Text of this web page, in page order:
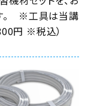
。 ※工具は当講
円 ※税込）